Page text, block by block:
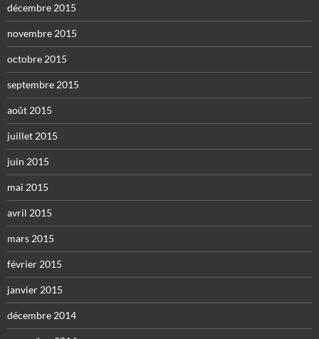
décembre 2015
novembre 2015
octobre 2015
septembre 2015
août 2015
juillet 2015
juin 2015
mai 2015
avril 2015
mars 2015
février 2015
janvier 2015
décembre 2014